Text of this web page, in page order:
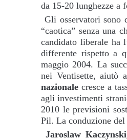
da 15-20 lunghezze a
Gli osservatori sono
“caotica” senza una
candidato liberale ha
differente rispetto a
maggio 2004. La
nei Ventisette, aiutò
nazionale cresce a
agli investimenti
2010 le previsioni
Pil. La conduzione del
Jaroslaw